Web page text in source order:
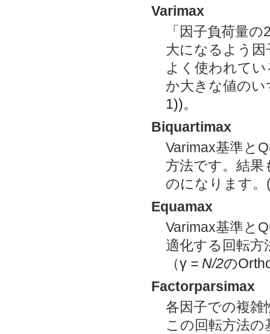
Varimax
「因子負荷量
大になるよう因
よく使われて
か大きな値の
1))。
Biquartimax
Varimax基準と
方法です。結果
のになります
Equamax
Varimax基準と
適化する回転方
（γ = N/2の
Factorparsimax
各因子での複雑
この回転方法